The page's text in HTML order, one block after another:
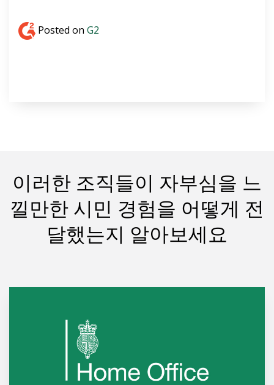
Posted on G2
이러한 조직들이 자부심을 느
낄만한 시민 경험을 어떻게 전
달했는지 알아보세요